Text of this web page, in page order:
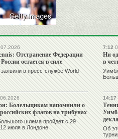
Отстранение Федерации
остается в силе
в пресс-службе World
7:12
Ни
в
Болельщикам напомнили о
флагов на трибунах
шлема пройдет с 29
июля в Лондоне.
14:17
Об